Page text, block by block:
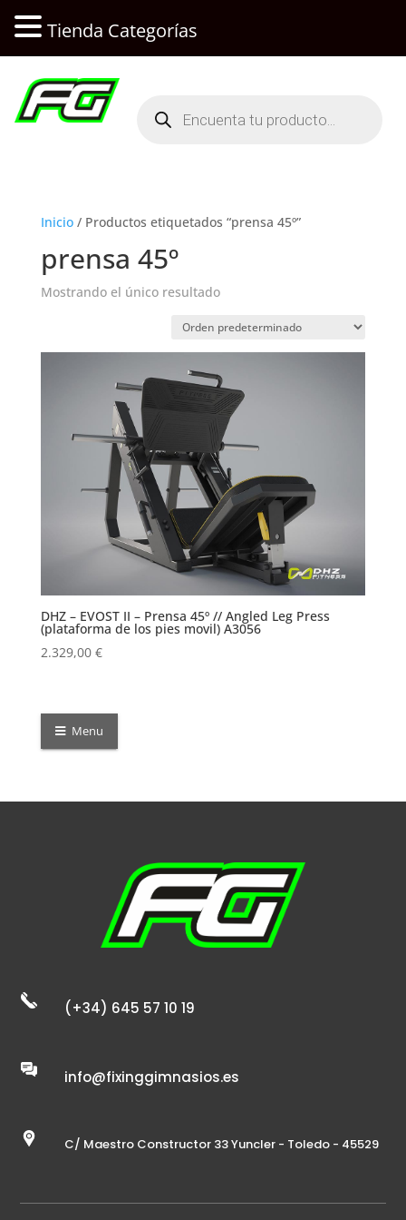
productos
Inicio/ Productos etiquetados “prensa 45º”
prensa 45º
Mostrando el único resultado
DHZ – EVOST II – Prensa 45º // Angled Leg Press
(plataforma de los pies movil) A3056
2.329,00 €
Menu
(+34) 645 57 10 19
info@fixinggimnasios.es
C/ Maestro Constructor 33 Yuncler - Toledo - 45529
Tienda Categorías